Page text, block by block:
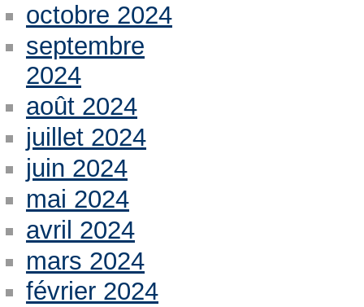
octobre 2024
septembre
2024
août 2024
juillet 2024
juin 2024
mai 2024
avril 2024
mars 2024
février 2024